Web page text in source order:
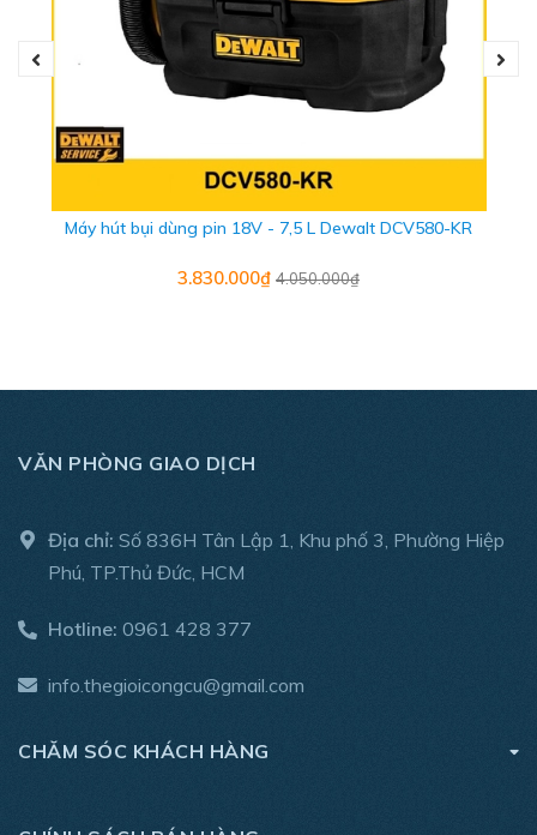
Được người dùng ưa thích vì độ chắc tuyệt đối. Cải tiến giá
đỡ đầu bit kết hợp hệ thống khóa vít từ tính gấp 10 lần với
các sản phẩm linh hoạt, dễ sử dụng bao gồm khóa vít
bằng nhôm để sử dụng với các bit xoắn 50mm +, giá đỡ
bit 25mm. Khả năng giữ, tiếp cận, độ ổn định và khả năng
- Thương hiệu: Dewalt
2 x 25mm PH2
1 x Giá đỡ đầu bit xoay từ tính
Máy hút bụi dùng pin 18V - 7,5 L Dewalt DCV580-KR
3.830.000₫ 4.050.000₫
VĂN PHÒNG GIAO DỊCH
Địa chỉ: Số 836H Tân Lập 1, Khu phố 3, Phường Hiệp
Phú, TP.Thủ Đức, HCM
Hotline: 0961 428 377
info.thegioicongcu@gmail.com
CHĂM SÓC KHÁCH HÀNG